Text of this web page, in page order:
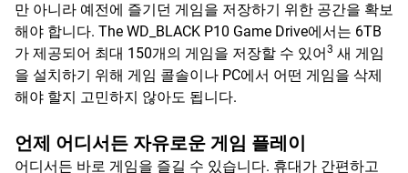
만 아니라 예전에 즐기던 게임을 저장하기 위한 공간을 확보
해야 합니다. The WD_BLACK P10 Game Drive에서는 6TB
가 제공되어 최대 150개의 게임을 저장할 수 있어3 새 게임
을 설치하기 위해 게임 콜솔이나 PC에서 어떤 게임을 삭제
해야 할지 고민하지 않아도 됩니다.
언제 어디서든 자유로운 게임 플레이
어디서든 바로 게임을 즐길 수 있습니다. 휴대가 간편하고